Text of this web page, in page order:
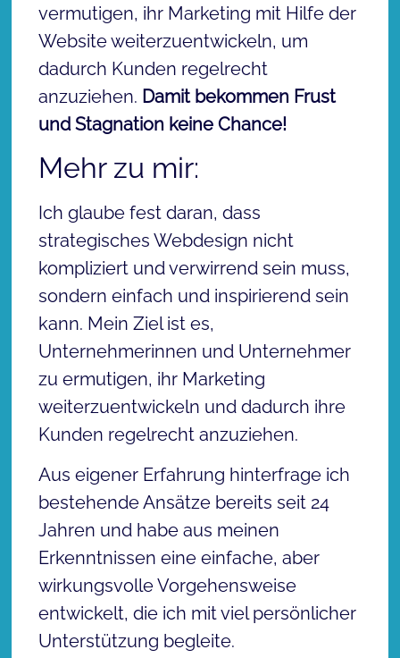
vermutigen, ihr Marketing mit Hilfe der
Website weiterzuentwickeln, um
dadurch Kunden regelrecht
anzuziehen. Damit bekommen Frust
und Stagnation keine Chance!
Mehr zu mir:
Ich glaube fest daran, dass
strategisches Webdesign nicht
kompliziert und verwirrend sein muss,
sondern einfach und inspirierend sein
kann. Mein Ziel ist es,
Unternehmerinnen und Unternehmer
zu ermutigen, ihr Marketing
weiterzuentwickeln und dadurch ihre
Kunden regelrecht anzuziehen.
Aus eigener Erfahrung hinterfrage ich
bestehende Ansätze bereits seit 24
Jahren und habe aus meinen
Erkenntnissen eine einfache, aber
wirkungsvolle Vorgehensweise
entwickelt, die ich mit viel persönlicher
Unterstützung begleite.